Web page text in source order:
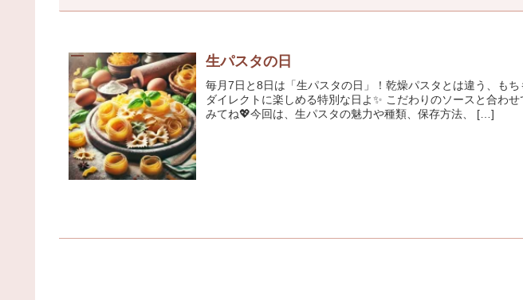
生パスタの日
毎月7日と8日は「生パスタの日」！乾燥パスタとは違う、も
ダイレクトに楽しめる特別な日よ✨ こだわりのソースと合わ
みてね💖今回は、生パスタの魅力や種類、保存方法、 […]